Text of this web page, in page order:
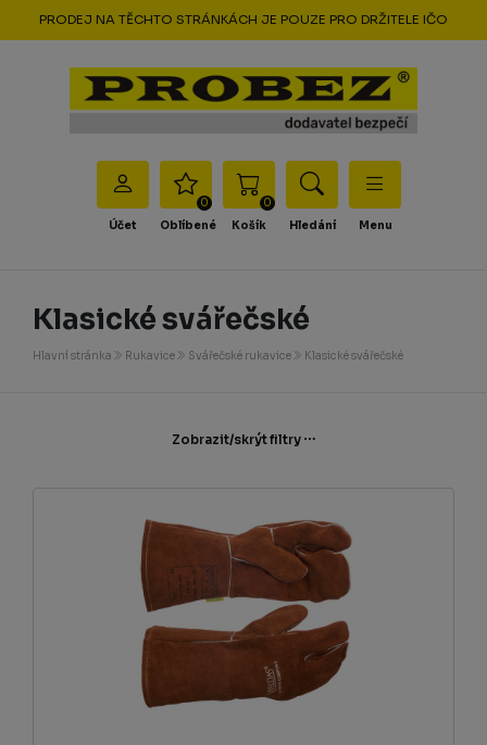
PRODEJ NA TĚCHTO STRÁNKÁCH JE POUZE PRO DRŽITELE IČO
Účet
0
Oblíbené
0
Košík
Hledání Menu
Klasické svářečské
Hlavní stránka Rukavice Svářečské rukavice Klasické svářečské
Zobrazit/skrýt filtry